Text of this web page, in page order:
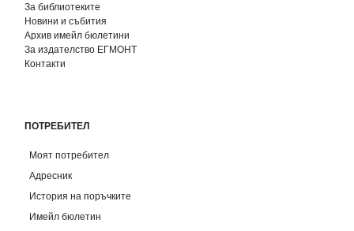
За библиотеките
Новини и събития
Архив имейл бюлетини
За издателство ЕГМОНТ
Контакти
ПОТРЕБИТЕЛ
Моят потребител
Адресник
История на поръчките
Имейл бюлетин